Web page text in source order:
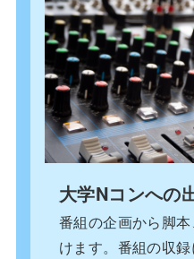
大学Nコンへの
番組の企画から脚
けます。番組の収